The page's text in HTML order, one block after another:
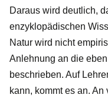
Daraus wird deutlich,
enzyklopädischen
Natur wird nicht
Anlehnung an die
beschrieben. Auf
kann, kommt es an.